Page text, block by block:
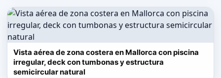
Vista aérea de zona costera en Mallorca con piscina
irregular, deck con tumbonas y estructura
semicircular natural